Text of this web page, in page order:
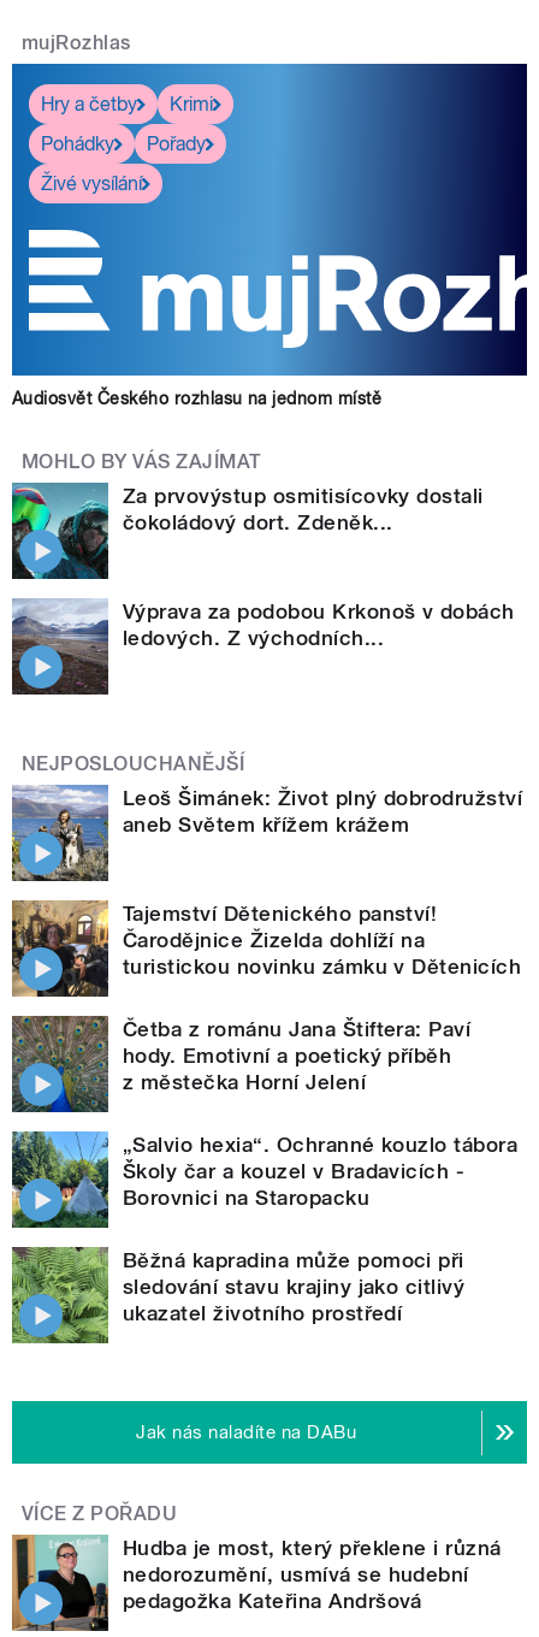
mujRozhlas
Hry a četby
Krimi
Pohádky
Pořady
Živé vysílání
Audiosvět Českého rozhlasu na jednom místě
MOHLO BY VÁS ZAJÍMAT
Za prvovýstup osmitisícovky dostali
čokoládový dort. Zdeněk...
Výprava za podobou Krkonoš v dobách
ledových. Z východních...
NEJPOSLOUCHANĚJŠÍ
Leoš Šimánek: Život plný dobrodružství
aneb Světem křížem krážem
Tajemství Dětenického panství!
Čarodějnice Žizelda dohlíží na
turistickou novinku zámku v Dětenicích
Četba z románu Jana Štiftera: Paví
hody. Emotivní a poetický příběh
z městečka Horní Jelení
„Salvio hexia“. Ochranné kouzlo tábora
Školy čar a kouzel v Bradavicích -
Borovnici na Staropacku
Běžná kapradina může pomoci při
sledování stavu krajiny jako citlivý
ukazatel životního prostředí
Jak nás naladíte na DABu
VÍCE Z POŘADU
Hudba je most, který překlene i různá
nedorozumění, usmívá se hudební
pedagožka Kateřina Andršová